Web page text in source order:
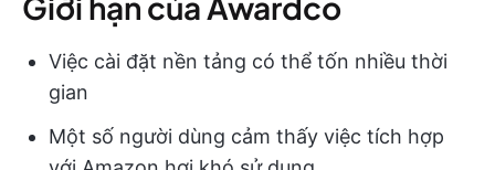
Việc cài đặt nền tảng có thể tốn nhiều thời
gian
Một số người dùng cảm thấy việc tích hợp